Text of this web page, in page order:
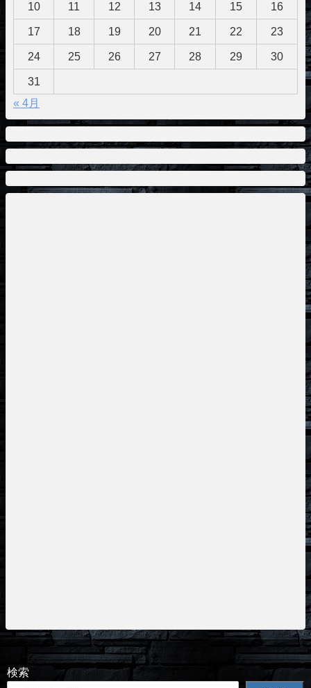
10 11 12 13 14 15 16
17 18 19 20 21 22 23
24 25 26 27 28 29 30
31
« 4月
検索